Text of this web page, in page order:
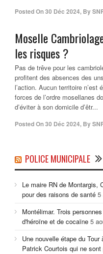
Posted On30 Déc 2024, By
Moselle
les risques ?
Pas de trêve pour les
profitent des absences des
l’action. Aucun territoire n’est
forces de l’ordre mosellanes
d’éviter à son domicile d’êtr...
Posted On30 Déc 2024, By
POLICE MUNICIPALE
Le maire RN de Montargis,
pour des raisons de santé 5
Montélimar. Trois
d'héroïne et de cocaïne 5
Une nouvelle étape du
Patrick Courtois qui ne